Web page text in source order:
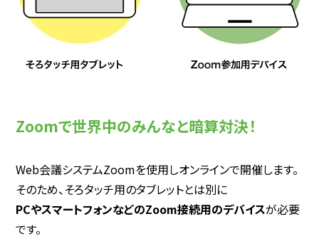
Zoomで世界中のみんなと暗算対決！
Web会議システムZoomを使用しオンラインで開催します。
そのため、そろタッチ用のタブレットとは別に
PCやスマートフォンなどのZoom接続用のデバイスが必要
です。